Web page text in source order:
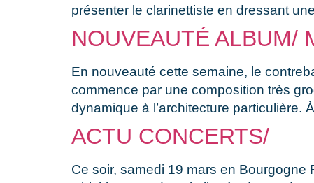
présenter le clarinettiste en dressant
NOUVEAUTÉ ALBUM/
En nouveauté cette semaine, le
commence par une composition très
dynamique à l’architecture
ACTU CONCERTS/
Ce soir, samedi 19 mars en